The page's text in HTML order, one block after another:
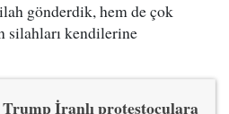
gönderdik, hem de çok
silahları kendilerine
Trump İranlı protestoculara